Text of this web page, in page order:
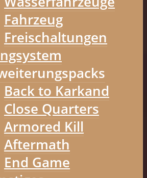
Fahrzeug
Freischaltungen
Back to Karkand
Close Quarters
Armored Kill
Aftermath
End Game